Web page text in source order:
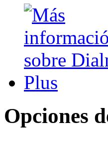
Opciones